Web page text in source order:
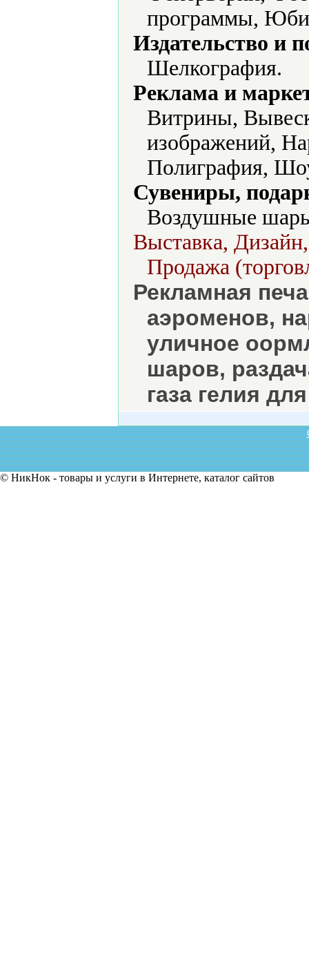
программы,
Издательство и
Шелкография.
Реклама и
Витрины,
изображений,
Полиграфия,
Сувениры,
Воздушные
Выставка,
Продажа
Рекламная
аэроменов,
уличное
шаров,
газа гелия
© НикНок - товары и услуги в Интернете, каталог сайтов